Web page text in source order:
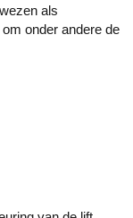
als
onder andere de